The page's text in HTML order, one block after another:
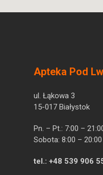
Apteka Pod
ul. Łąkowa 3
15-017 Białystok
Pn. – Pt.: 7:00 –
Sobota: 8:00 – 20:00
tel.: +48 539 906